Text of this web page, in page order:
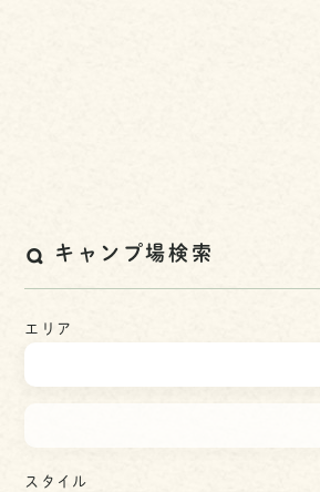
キャンプ場検索
エリア
スタイル